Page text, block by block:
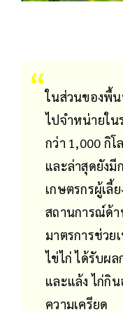
ในส่วนของพื้
ไปจำหน่ายใน
กว่า 1,000 กิ
และล่าสุดยัง
เกษตรกรผู้เลี้
สถานการณ์ด้
มาตรการช่วย
ไข่ไก่ ได้รับผ
และแล้ง ไก่กิ
ความเครียด